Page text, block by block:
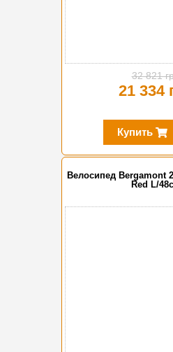
32 821
21 334
Купить
Велосипед Bergamont
Red L/